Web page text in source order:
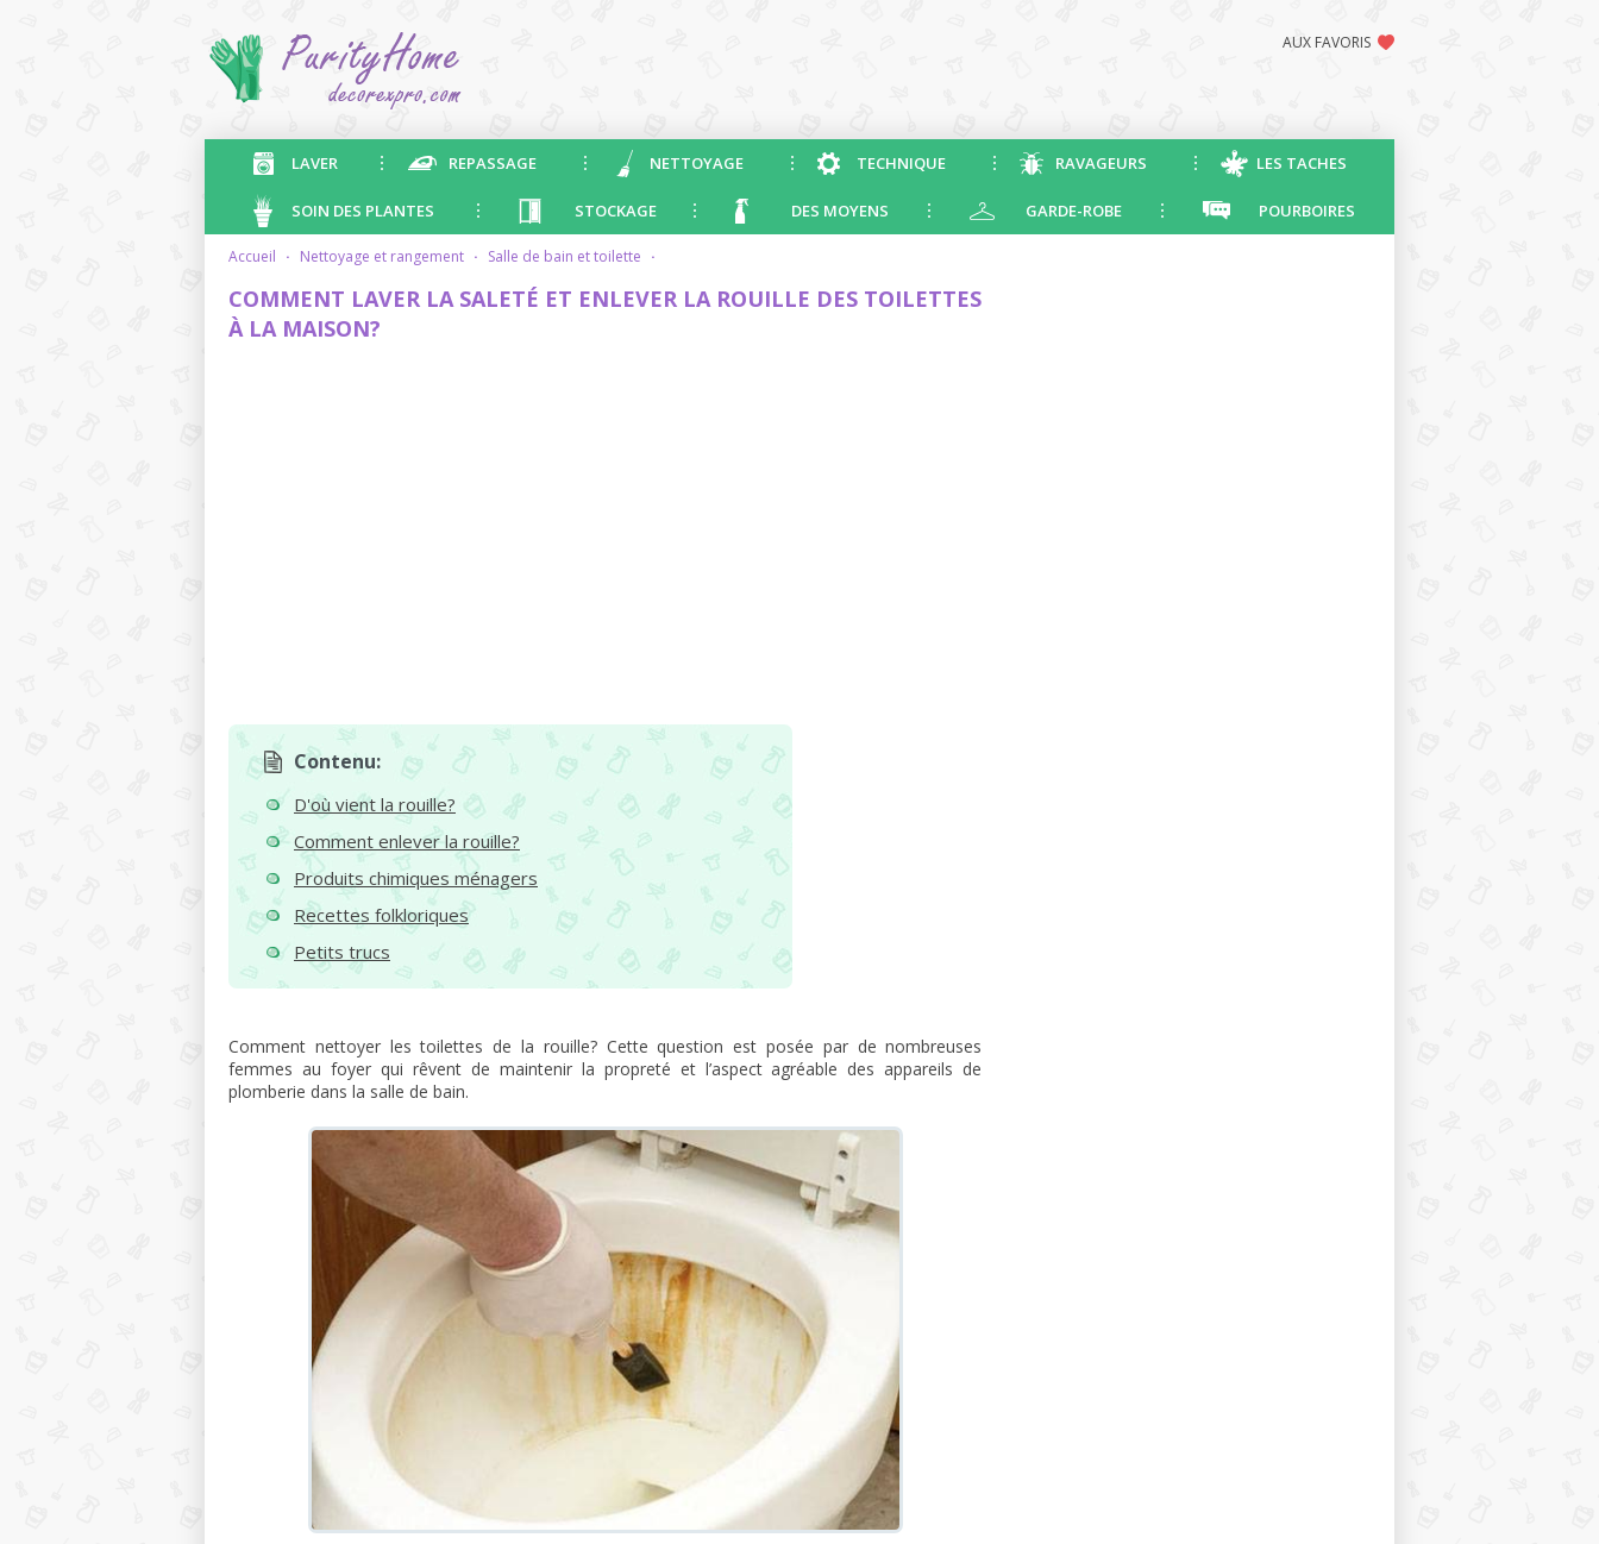
AUX FAVORIS
LAVER REPASSAGE NETTOYAGE TECHNIQUE RAVAGEURS LES TACHES
SOIN DES PLANTES STOCKAGE DES MOYENS GARDE-ROBE POURBOIRES
accueil · nettoyage et rangement · salle de bain et toilette ·
COMMENT LAVER LA SALETÉ ET ENLEVER LA ROUILLE DES TOILETTES
À LA MAISON?
Contenu:
D'où vient la rouille?
Comment enlever la rouille?
Produits chimiques ménagers
Recettes folkloriques
Petits trucs
Comment nettoyer les toilettes de la rouille? Cette question est posée par de nombreuses
femmes au foyer qui rêvent de maintenir la propreté et l’aspect agréable des appareils de
plomberie dans la salle de bain.